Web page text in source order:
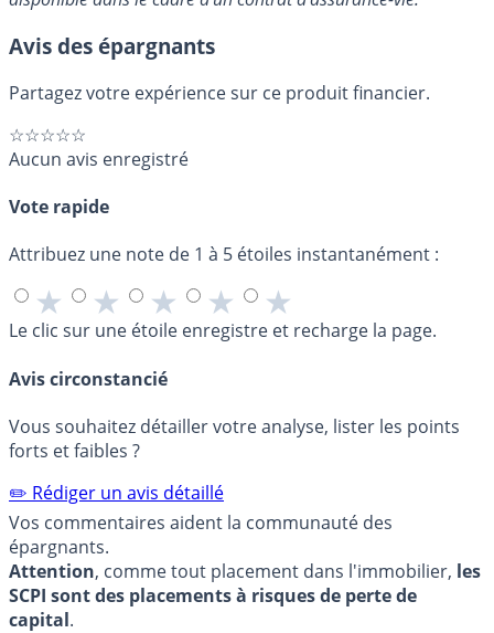
Avis des épargnants
Partagez votre expérience sur ce produit financier.
☆☆☆☆☆
Aucun avis enregistré
Vote rapide
Attribuez une note de 1 à 5 étoiles instantanément :
★ ★ ★ ★ ★
Le clic sur une étoile enregistre et recharge la page.
Avis circonstancié
Vous souhaitez détailler votre analyse, lister les points
forts et faibles ?
✏️ Rédiger un avis détaillé
Vos commentaires aident la communauté des
épargnants.
Attention, comme tout placement dans l'immobilier, les
SCPI sont des placements à risques de perte de
capital.